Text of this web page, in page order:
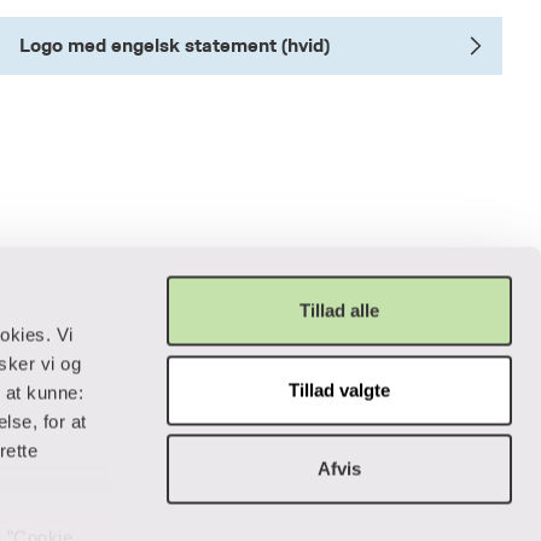
Vi
vi og
kunne:
for at
Tillad alle
Tillad valgte
Afvis
Logo med engelsk statement (hvid)
Privatliv og lovgivning
Data og privatliv